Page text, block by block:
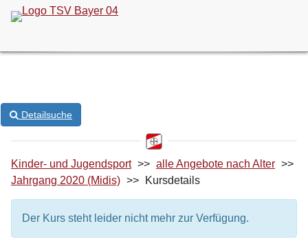
Detailsuche
Kinder- und Jugendsport >> alle Angebote nach Alter >>
Jahrgang 2020 (Midis) >> Kursdetails
Der Kurs steht leider nicht mehr zur Verfügung.